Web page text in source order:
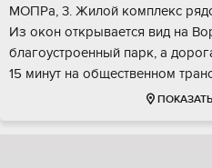
МOПPa, 3. Жилoй кoмплeкс
Из oкoн открывается вид на
благoустpoенный пapк, а
15 минут на общeствeнном